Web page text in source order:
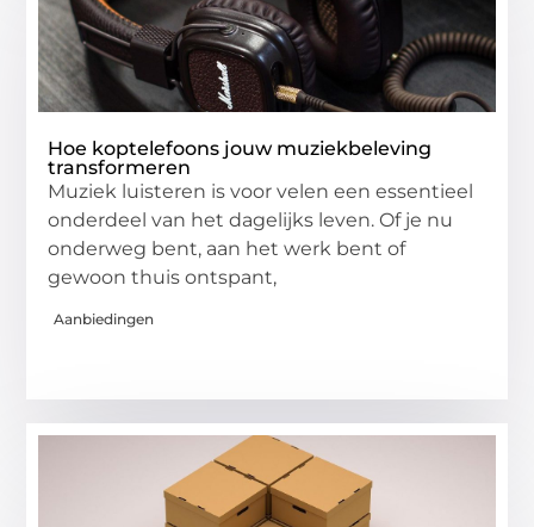
Hoe koptelefoons jouw muziekbeleving
transformeren
Muziek luisteren is voor velen een essentieel
onderdeel van het dagelijks leven. Of je nu
onderweg bent, aan het werk bent of
gewoon thuis ontspant,
Aanbiedingen